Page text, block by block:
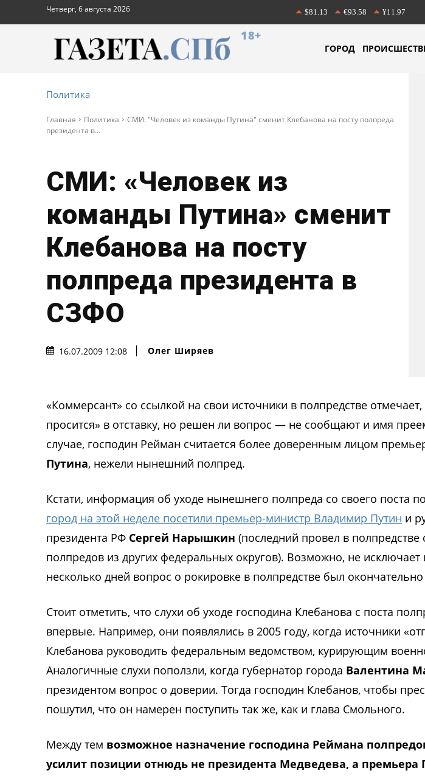
Четверг, 6 августа 2026 $81.13 €93.58 ¥11.97
18+
ГОРОД
Политика
Главная Политика
СМИ: "Человек из команды Путина" сменит Клебанова на посту полпреда
президента в...
СМИ: «Человек из
команды Путина» сменит
Клебанова на посту
полпреда президента в
СЗФО
16.07.2009 12:08 Олег Ширяев
«Коммерсант» со ссылкой на свои источники в полпредстве
просится» в отставку, но решен ли вопрос — не сообщают и имя
случае, господин Рейман считается более доверенным лицом
Путина, нежели нынешний полпред.
Кстати, информация об уходе нынешнего полпреда со своего поста
город на этой неделе посетили премьер-министр Владимир Путин и
президента РФ Сергей Нарышкин (последний провел в
полпредов из других федеральных округов). Возможно, не исключает
несколько дней вопрос о рокировке в полпредстве был
Стоит отметить, что слухи об уходе господина Клебанова с поста
впервые. Например, они появлялись в 2005 году, когда источники
Клебанова руководить федеральным ведомством, курирующим
Аналогичные слухи поползли, когда губернатор города Валентина
президентом вопрос о доверии. Тогда господин Клебанов, чтобы
пошутил, что он намерен поступить так же, как и глава Смольного.
Между тем возможное назначение господина Реймана
усилит позиции отнюдь не президента Медведева, а премьера